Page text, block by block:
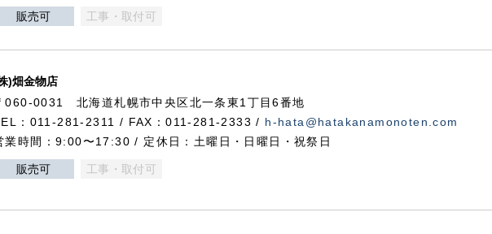
販売可 工事・取付可
)畑金物店
060-0031 北海道札幌市中央区北一条東1丁目6番地
：011-281-2311 / FAX：011-281-2333 / h-hata@hatakanamonoten.com
業時間：9:00〜17:30 / 定休日：土曜日・日曜日・祝祭日
販売可 工事・取付可